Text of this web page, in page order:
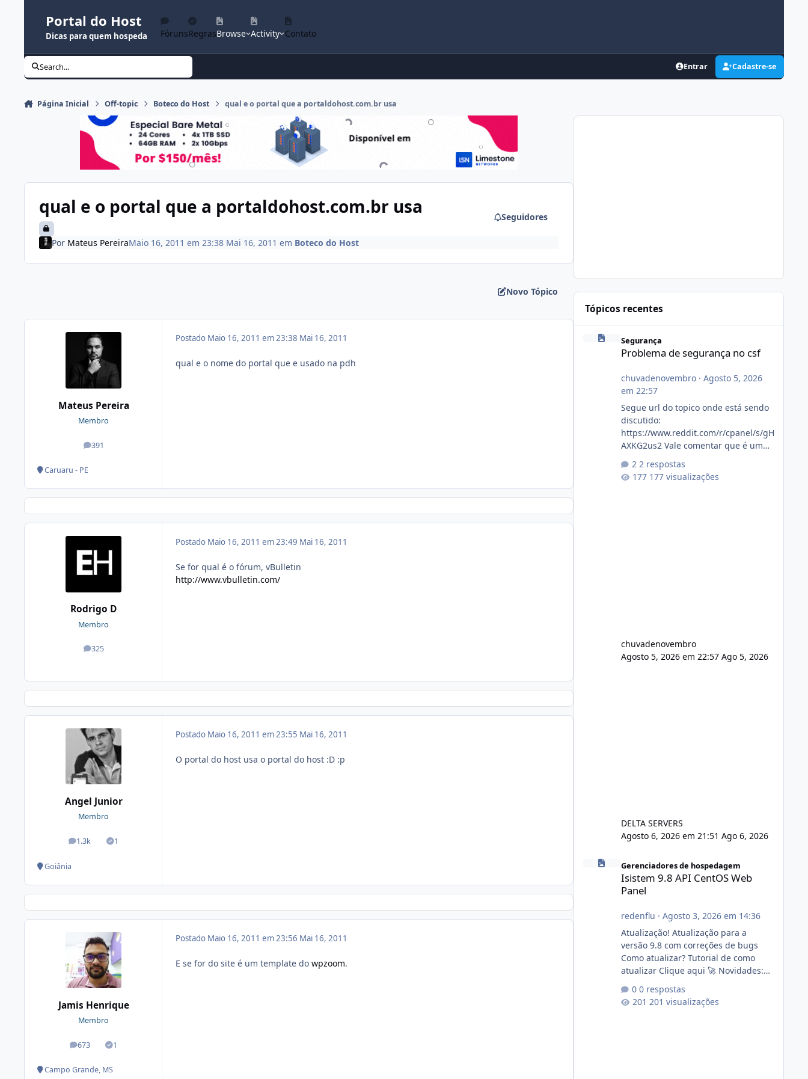
Portal do Host
Dicas para quem hospeda FórunsRegrasBrowse Activity Contato
Search... Entrar Cadastre-se
Página Inicial Off-topic Boteco do Host qual e o portal que a portaldohost.com.br usa
qual e o portal que a portaldohost.com.br usa Seguidores
Por Mateus PereiraMaio 16, 2011 em 23:38 Mai 16, 2011 em Boteco do Host
Novo Tópico
Mateus Pereira
Membro
391
posts
Caruaru - PE
Postado Maio 16, 2011 em 23:38 Mai 16, 2011
qual e o nome do portal que e usado na pdh
Rodrigo D
Membro
325
posts
Postado Maio 16, 2011 em 23:49 Mai 16, 2011
Se for qual é o fórum, vBulletin
http://www.vbulletin.com/
Angel Junior
Membro
1.3k
posts 1
Soluções
Goiânia
Postado Maio 16, 2011 em 23:55 Mai 16, 2011
O portal do host usa o portal do host :D :p
Jamis Henrique
Membro
673
posts 1
Soluções
Campo Grande, MS
Postado Maio 16, 2011 em 23:56 Mai 16, 2011
E se for do site é um template do wpzoom.
Tópicos recentes
Problema de segurança no csf
Segurança
Problema de segurança no csf
chuvadenovembro· Agosto 5, 2026
em 22:57
Segue url do topico onde está sendo
discutido:
https://www.reddit.com/r/cpanel/s/gH
AXKG2us2 Vale comentar que é um
pegada no da.
2 respostas
177 visualizações
chuvadenovembro
Agosto 5, 2026 em 22:57 Ago 5, 2026
DELTA SERVERS
Agosto 6, 2026 em 21:51 Ago 6, 2026
Isistem 9.8 API CentOS Web Panel
Gerenciadores de hospedagem
Isistem 9.8 API CentOS Web
Panel
redenflu · Agosto 3, 2026 em 14:36
Atualização! Atualização para a
versão 9.8 com correções de bugs
Como atualizar? Tutorial de como
atualizar Clique aqui 🚀 Novidades:
publico para consulta de sub.dominio
autorizado a usasr o isistem:
0 respostas
201 visualizações